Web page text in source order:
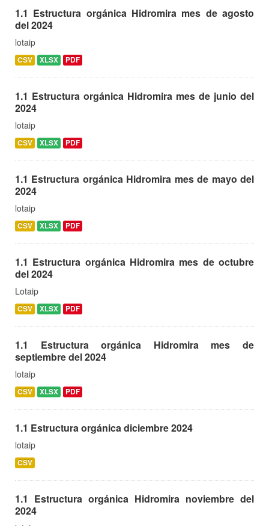
1.1 Estructura orgánica Hidromira mes de agosto
del 2024
lotaip
CSV XLSX PDF
1.1 Estructura orgánica Hidromira mes de junio del
2024
lotaip
CSV XLSX PDF
1.1 Estructura orgánica Hidromira mes de mayo del
2024
lotaip
CSV XLSX PDF
1.1 Estructura orgánica Hidromira mes de octubre
del 2024
Lotaip
CSV XLSX PDF
1.1 Estructura orgánica Hidromira mes de
septiembre del 2024
lotaip
CSV XLSX PDF
1.1 Estructura orgánica diciembre 2024
lotaip
CSV
1.1 Estructura orgánica Hidromira noviembre del
2024